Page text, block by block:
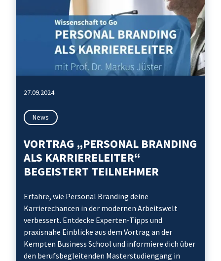
27.09.2024
News
VORTRAG „PERSONAL BRANDING
ALS KARRIERELEITER“
BEGEISTERT TEILNEHMER
Erfahre, wie Personal Branding deine
Karrierechancen in der modernen Arbeitswelt
verbessert. Entdecke Experten-Tipps und
praxisnahe Einblicke aus dem Vortrag an der
Kempten Business School und informiere dich über
den berufsbegleitenden Masterstudiengang in